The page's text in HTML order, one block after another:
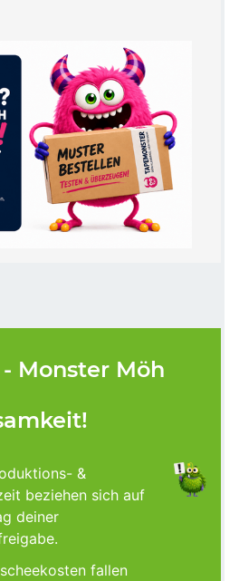
Monster Möh
&
beziehen sich auf
deiner
fallen